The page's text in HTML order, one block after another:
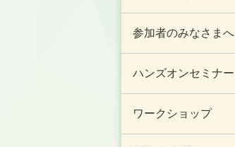
参加者のみなさまへ
ハンズオンセミナー
ワークショップ